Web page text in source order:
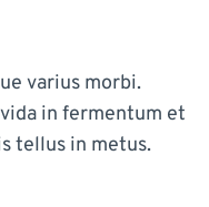
varius morbi.
in fermentum et
tellus in metus.